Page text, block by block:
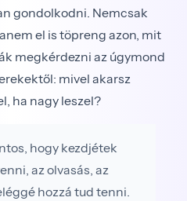
gondolkodni. Nemcsak
el is töpreng azon, mit
megkérdezni az úgymond
mivel akarsz
ha nagy leszel?
hogy kezdjétek
az olvasás, az
hozzá tud tenni.